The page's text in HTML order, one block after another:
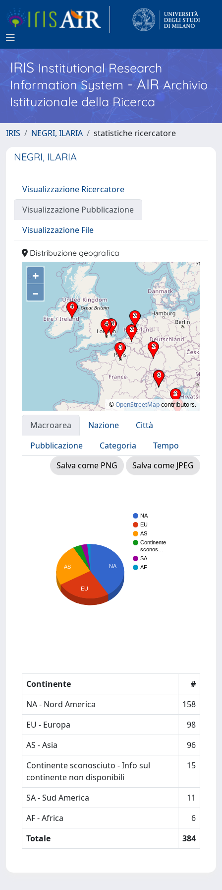
IRISInstitutional Research
Information System - AIR Archivio
Istituzionale della Ricerca
IRIS NEGRI, ILARIA statistiche ricercatore
NEGRI, ILARIA
Visualizzazione Ricercatore
Visualizzazione Pubblicazione
Visualizzazione File
Distribuzione geografica
+
–
©OpenStreetMapcontributors.
Macroarea Nazione
Città
Pubblicazione
Categoria
Tempo
Salva come PNG
Salva come JPEG
NA
EU
AS
Continente
sconos…
SA
AF
NA
AS
EU
Continente
#
NA - Nord America
158
EU - Europa
98
AS - Asia
96
Continente sconosciuto - Info sul
continente non disponibili
15
SA - Sud America
11
AF - Africa
6
Totale
384